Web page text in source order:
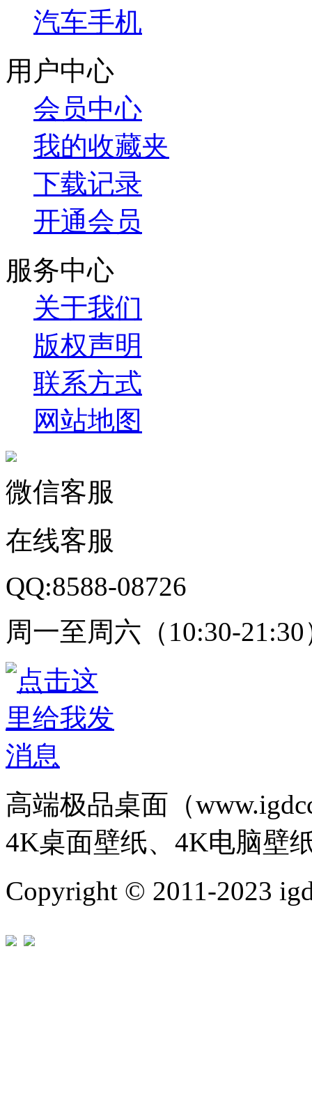
汽车手机
用户中心
会员中心
我的收藏夹
下载记录
开通会员
服务中心
关于我们
版权声明
联系方式
网站地图
微信客服
在线客服
QQ:8588-08726
周一至周六（10:30-21:30
高端极品桌面（
4K桌面壁纸、4K电脑壁
Copyright © 2011-2023